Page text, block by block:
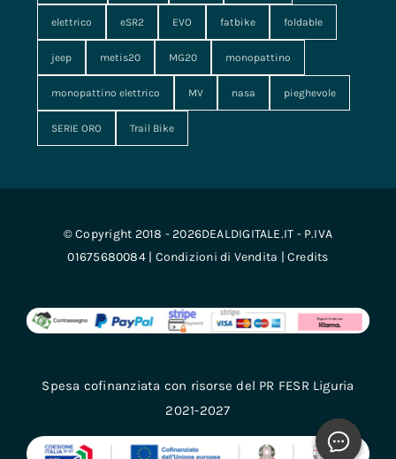
elettrico eSR2 EVO fatbike foldable
jeep metis20 MG20 monopattino
monopattino elettrico MV nasa pieghevole
SERIE ORO Trail Bike
© Copyright 2018 - 2026DEALDIGITALE.IT - P.IVA
01675680084 | Condizioni di Vendita | Credits
Spesa cofinanziata con risorse del PR FESR Liguria
2021-2027